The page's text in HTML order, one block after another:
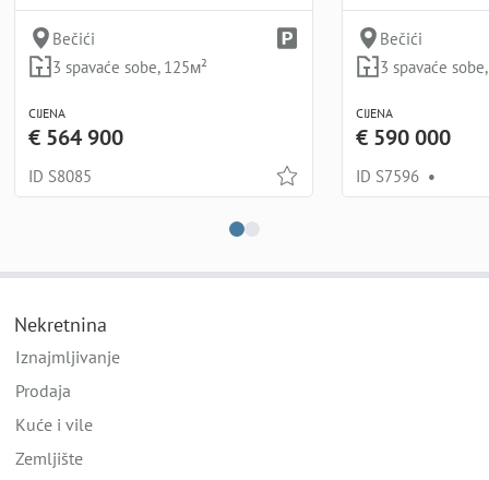
Bečići
3 spavaće sobe, 125м²
CIJENA
€ 564 900
ID S8085
Bečići
3 spavaće
CIJENA
€ 590 000
ID S7596 •
Nekretnina
Iznajmljivanje
Prodaja
Kuće i vile
Zemljište